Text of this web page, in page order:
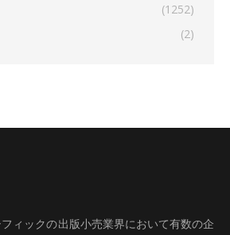
(1252)
(2)
ィックの出版小売業界において有数の企